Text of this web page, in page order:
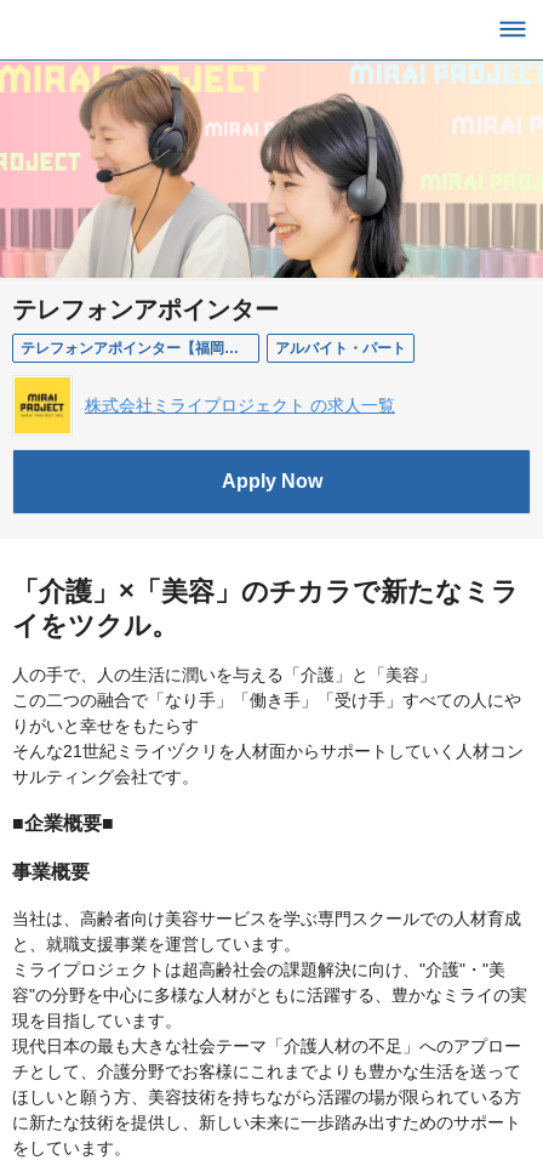
テレフォンアポインター
テレフォンアポインター【福岡・アルバイト】 アルバイト・パート
株式会社ミライプロジェクト の求人一覧
Apply Now
「介護」×「美容」のチカラで新たなミラ
イをツクル。
人の手で、人の生活に潤いを与える「介護」と「美容」
この二つの融合で「なり手」「働き手」「受け手」すべての人にや
りがいと幸せをもたらす
そんな21世紀ミライヅクリを人材面からサポートしていく人材コン
サルティング会社です。
■企業概要■
事業概要
当社は、高齢者向け美容サービスを学ぶ専門スクールでの人材育成
と、就職支援事業を運営しています。
ミライプロジェクトは超高齢社会の課題解決に向け、"介護"・"美
容"の分野を中心に多様な人材がともに活躍する、豊かなミライの実
現を目指しています。
現代日本の最も大きな社会テーマ「介護人材の不足」へのアプロー
チとして、介護分野でお客様にこれまでよりも豊かな生活を送って
ほしいと願う方、美容技術を持ちながら活躍の場が限られている方
に新たな技術を提供し、新しい未来に一歩踏み出すためのサポート
をしています。